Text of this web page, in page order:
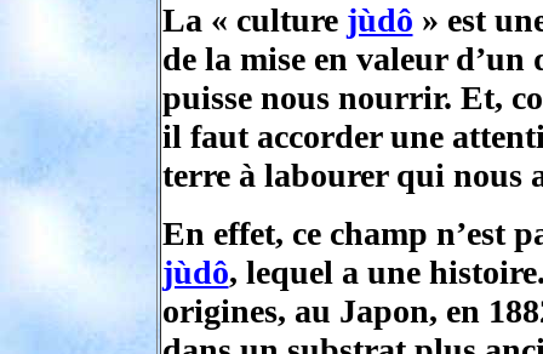
La « culture jùdô » est
de la mise en valeur
puisse nous nourrir. Et,
il faut accorder une
terre à labourer qui nous
En effet, ce champ n’est
jùdô, lequel a une
origines, au Japon, en